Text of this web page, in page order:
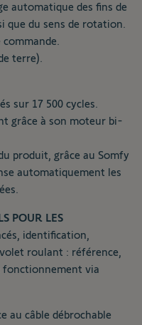
automatique des fins de
que du sens de rotation.
terre).
sur 17 500 cycles.
grâce à son moteur bi-
produit, grâce au Somfy
automatiquement les
POUR LES
identification,
roulant : référence,
fonctionnement via
au câble débrochable